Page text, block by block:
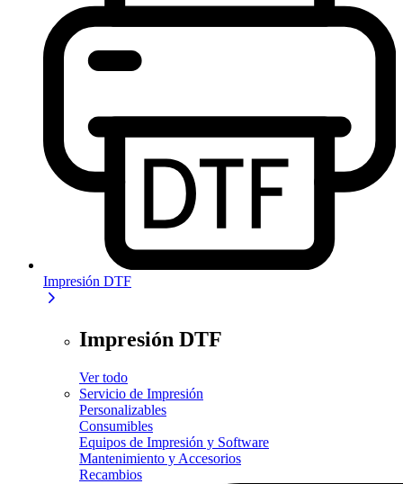
Impresión DTF
Impresión DTF
Ver todo
Servicio de Impresión
Personalizables
Consumibles
Equipos de Impresión y Software
Mantenimiento y Accesorios
Recambios